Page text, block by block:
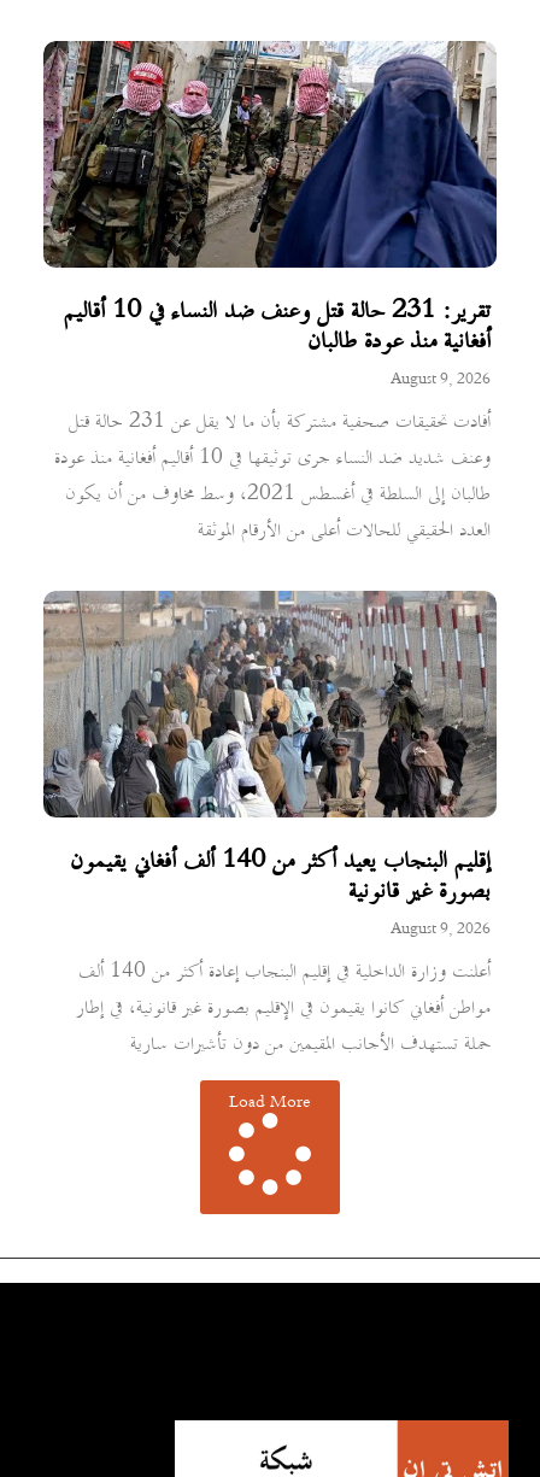
تقرير: 231 حالة قتل وعنف ضد النساء في 10 أقاليم
أفغانية منذ عودة طالبان
August 9, 2026
أفادت تحقيقات صحفية مشتركة بأن ما لا يقل عن 231 حالة قتل
وعنف شديد ضد النساء جرى توثيقها في 10 أقاليم أفغانية منذ عودة
طالبان إلى السلطة في أغسطس 2021، وسط مخاوف من أن يكون
العدد الحقيقي للحالات أعلى من الأرقام الموثقة
إقليم البنجاب يعيد أكثر من 140 ألف أفغاني يقيمون
بصورة غير قانونية
August 9, 2026
أعلنت وزارة الداخلية في إقليم البنجاب إعادة أكثر من 140 ألف
مواطن أفغاني كانوا يقيمون في الإقليم بصورة غير قانونية، في إطار
حملة تستهدف الأجانب المقيمين من دون تأشيرات سارية
Load More